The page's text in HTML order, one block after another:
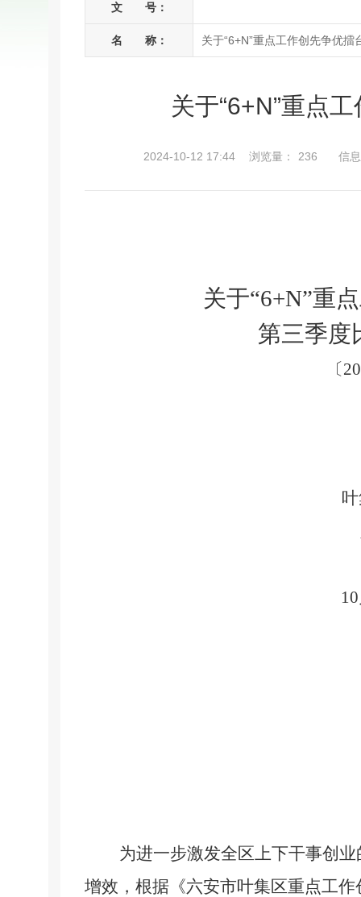
文 号：
名 称： 关于“6+N”重点工作创先争优
关于“6+N”重点
2024-10-12 17:44 浏览量： 236 信
关于“6+N”重
第三季度
〔
10
为进一步激发全区上下干事创
增效，根据《六安市叶集区重点工